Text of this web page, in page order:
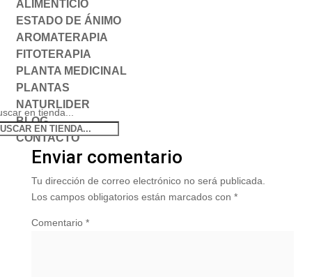
ALIMENTICIO
ESTADO DE ÁNIMO
AROMATERAPIA
FITOTERAPIA
PLANTA MEDICINAL
PLANTAS
NATURLIDER
BLOG
CONTACTO
en tienda...
Enviar comentario
Tu dirección de correo electrónico no será publicada.
Los campos obligatorios están marcados con *
Comentario *